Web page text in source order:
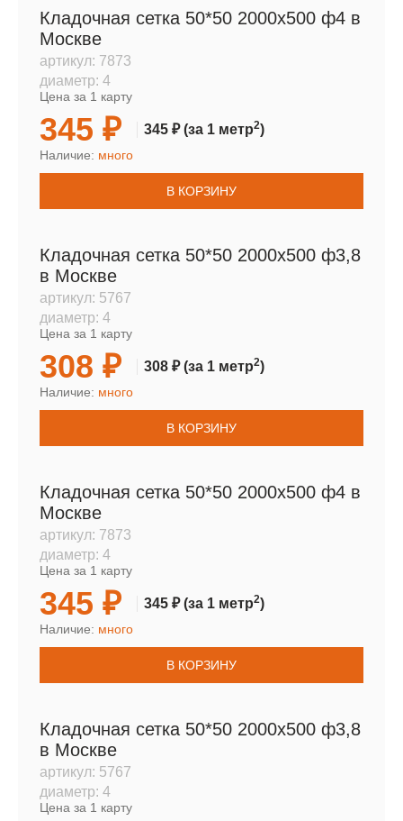
Кладочная сетка 50*50 2000х500 ф4 в
Москве
артикул: 7873
диаметр: 4
Цена за 1 карту
345 ₽ 345 ₽(за 1 метр2)
Наличие: много
В КОРЗИНУ
Кладочная сетка 50*50 2000х500 ф3,8
в Москве
артикул: 5767
диаметр: 4
Цена за 1 карту
308 ₽ 308 ₽(за 1 метр2)
Наличие: много
В КОРЗИНУ
Кладочная сетка 50*50 2000х500 ф4 в
Москве
артикул: 7873
диаметр: 4
Цена за 1 карту
345 ₽ 345 ₽(за 1 метр2)
Наличие: много
В КОРЗИНУ
Кладочная сетка 50*50 2000х500 ф3,8
в Москве
артикул: 5767
диаметр: 4
Цена за 1 карту